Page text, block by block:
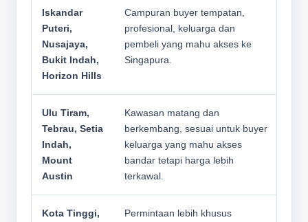
Iskandar
Puteri,
Nusajaya,
Bukit Indah,
Horizon Hills
Campuran buyer tempatan,
profesional, keluarga dan
pembeli yang mahu akses ke
Singapura.
Ulu Tiram,
Tebrau, Setia
Indah,
Mount
Austin
Kawasan matang dan
berkembang, sesuai untuk buyer
keluarga yang mahu akses
bandar tetapi harga lebih
terkawal.
Kota Tinggi,
Permintaan lebih khusus